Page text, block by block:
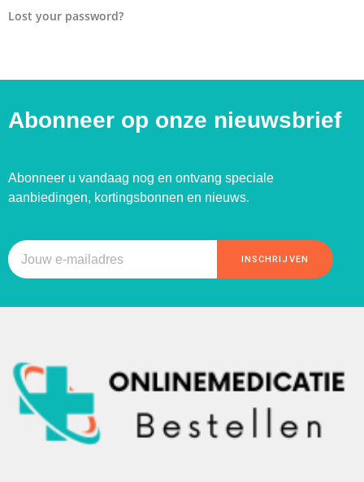
Lost your password?
Abonneer op onze nieuwsbrief
Abonneer u vandaag nog en ontvang speciale
aanbiedingen, kortingsbonnen en nieuws.
INSCHRIJVEN